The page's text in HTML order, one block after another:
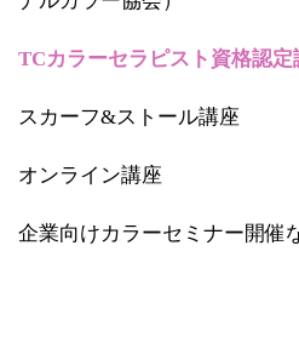
TCカラーセラピスト資格認定
スカーフ&ストール講座
オンライン講座
企業向けカラーセミナー開催